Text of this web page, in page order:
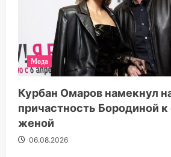
Мода
Курбан Омаров намекнул
причастность Бородиной к
женой
06.08.2026